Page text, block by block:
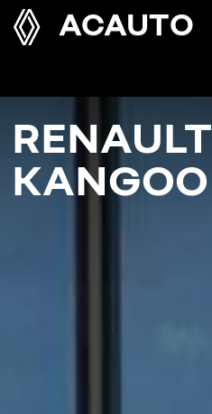
ACAUTO
RENAULT
KANGOO